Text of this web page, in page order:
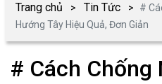
Trang chủ Tin Tức
#
Hướng Tây Hiệu Quả, Đơn Giản
# Cách Chống